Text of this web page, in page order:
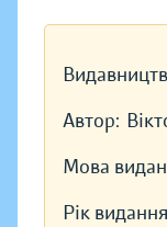
Автор:
Мова
Рік